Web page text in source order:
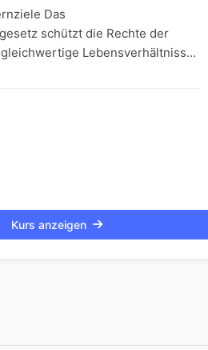
Das
schützt die Rechte der
Lebensverhältnisse
Kurs anzeigen